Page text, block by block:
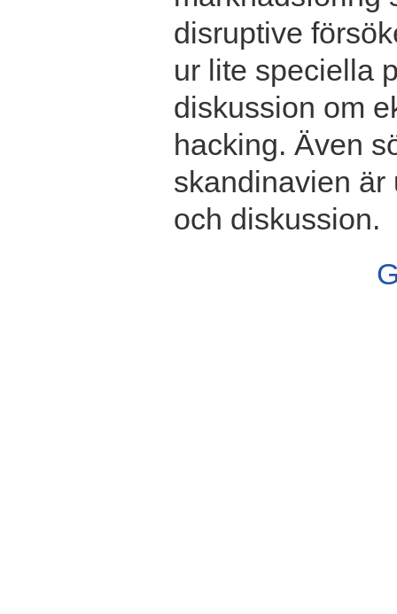
disruptive
ur lite speciella
diskussion om
hacking. Även
skandinavien är
och diskussion.